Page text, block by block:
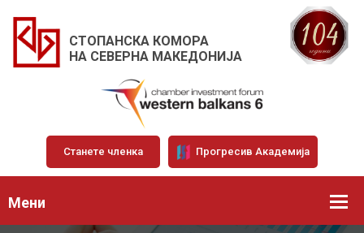
СТОПАНСКА КОМОРА
НА СЕВЕРНА МАКЕДОНИЈА
Станете членка Прогресив Академија
Мени